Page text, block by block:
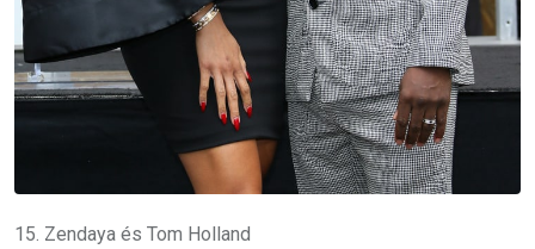
15. Zendaya és Tom Holland